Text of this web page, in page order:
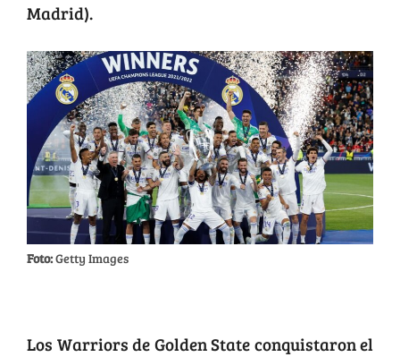
Madrid).
Foto:Getty Images
Los Warriors de Golden State conquistaron el